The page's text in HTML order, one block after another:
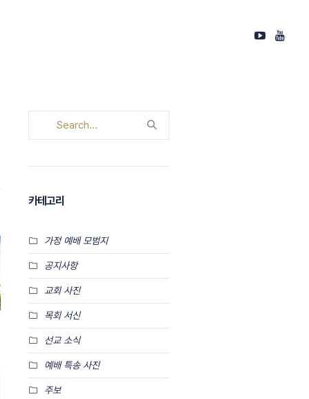
카테고리
가정 예배 모범지
공지사항
교회 사진
목회 서신
선교 소식
예배 특송 사진
주보